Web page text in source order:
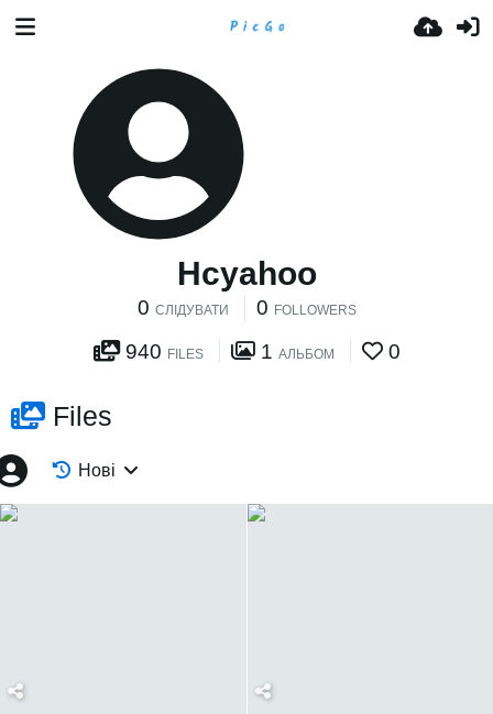
Hcyahoo
0 СЛІДУВАТИ 0 FOLLOWERS
940 FILES 1 АЛЬБОМ 0
Files
Нові